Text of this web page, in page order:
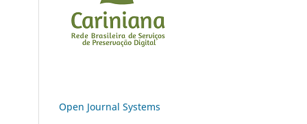
Open Journal Systems